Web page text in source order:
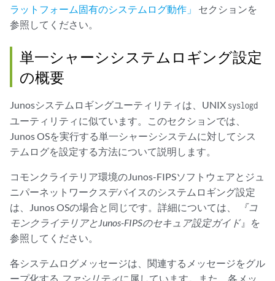
ラットフォーム固有のシステムログ動作」
セクションを
参照してください。
単一シャーシシステムロギング設定
の概要
Junosシステムロギングユーティリティは、UNIX syslogd
ユーティリティに似ています。このセクションでは、
Junos OSを実行する単一シャーシシステムに対してシス
テムログを設定する方法について説明します。
コモンクライテリア環境のJunos-FIPSソフトウェアとジュ
ニパーネットワークスデバイスのシステムロギング設定
は、Junos OSの場合と同じです。詳細については、
『コ
モンクライテリアとJunos-FIPSのセキュア設定ガイド』を
参照してください。
各システムログメッセージは、関連するメッセージをグル
ープ化する ファシリティに属しています。また、各メッ